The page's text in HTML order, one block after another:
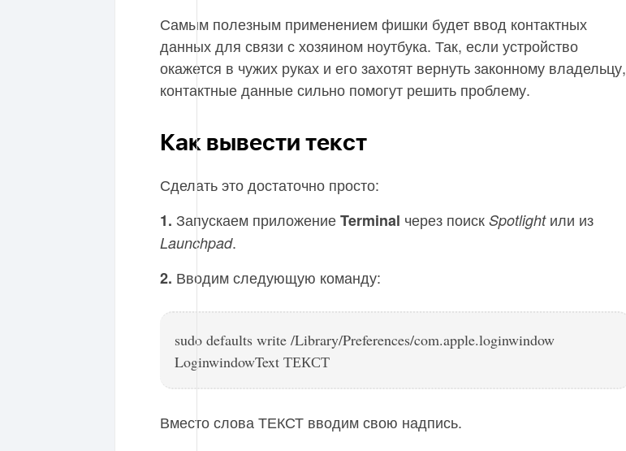
Самым полезным применением фишки будет ввод контактных
данных для связи с хозяином ноутбука. Так, если устройство
окажется в чужих руках и его захотят вернуть законному владельцу,
контактные данные сильно помогут решить проблему.
Как вывести текст
Сделать это достаточно просто:
1. Запускаем приложениеTerminal через поиск Spotlightили из
Launchpad.
2. Вводим следующую команду:
sudo defaults write /Library/Preferences/com.apple.loginwindow
LoginwindowText ТЕКСТ
Вместо слова ТЕКСТ вводим свою надпись.